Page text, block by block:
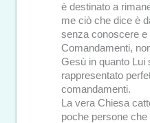
è destinato a
me ciò che dice è
senza conoscere e
Comandamenti,
Gesù in quanto Lui
rappresentato
comandamenti.
La vera Chiesa
poche persone